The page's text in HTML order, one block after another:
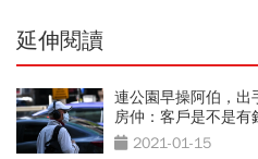
延伸閱讀
連公園早操阿伯，出
房仲：客戶是不是
2021-01-15